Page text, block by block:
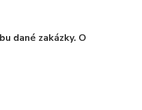
dané zakázky. O